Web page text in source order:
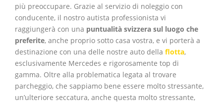
più preoccupare. Grazie al servizio di noleggio con
conducente, il nostro autista professionista vi
raggiungerà con una puntualità svizzera sul luogo che
preferite, anche proprio sotto casa vostra, e vi porterà a
destinazione con una delle nostre auto dellaflotta,
esclusivamente Mercedes e rigorosamente top di
gamma. Oltre alla problematica legata al trovare
parcheggio, che sappiamo bene essere molto stressante,
un’ulteriore seccatura, anche questa molto stressante,